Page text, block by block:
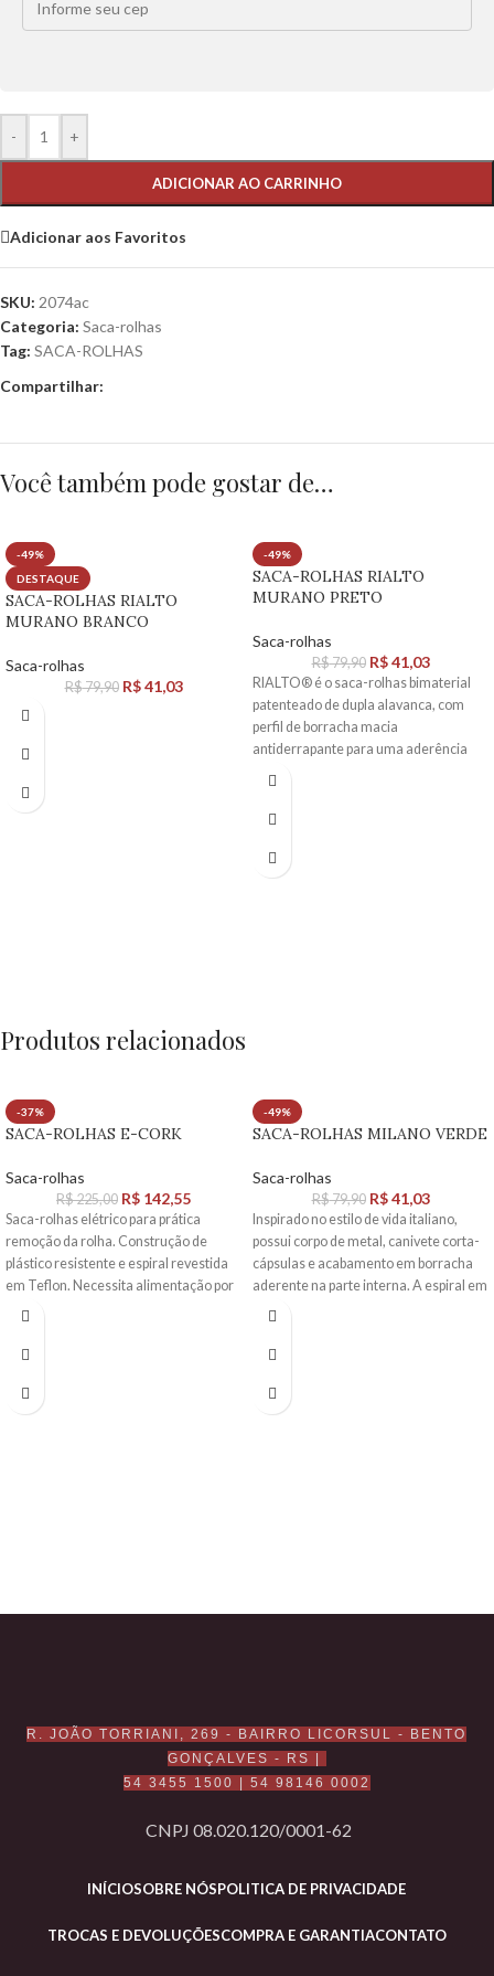
- +
ADICIONAR AO CARRINHO
Adicionar aos Favoritos
SKU: 2074ac
Categoria: Saca-rolhas
Tag: SACA-ROLHAS
Compartilhar:
Você também pode gostar de…
-49%
DESTAQUE
SACA-ROLHAS RIALTO
MURANO BRANCO
Saca-rolhas
R$79,90 R$41,03
-49%
SACA-ROLHAS RIALTO
MURANO PRETO
Saca-rolhas
R$79,90 R$41,03
RIALTO® é o saca-rolhas bimaterial
patenteado de dupla alavanca, com
perfil de borracha macia
antiderrapante para uma aderência
confortável. Possui formato compacto
tamanho reduzido.
Possui a característica única de possuir
duas grandes superfícies imprimíveis
Produtos relacionados
-37%
SACA-ROLHAS E-CORK
Saca-rolhas
R$225,00 R$ 142,55
Saca-rolhas elétrico para prática
remoção da rolha. Construção de
plástico resistente e espiral revestida
em Teflon. Necessita alimentação por
pilha A4.
-49%
SACA-ROLHAS MILANO VERDE
Saca-rolhas
R$79,90 R$41,03
Inspirado no estilo de vida italiano,
possui corpo de metal, canivete corta-
cápsulas e acabamento em borracha
aderente na parte interna. A espiral em
aço carbono é revestida com teflon e
facilidade no momento da remoção da
R. JOÃO TORRIANI, 269 - BAIRRO LICORSUL - BENTO
GONÇALVES - RS |
54 3455 1500 | 54 98146 0002
CNPJ 08.020.120/0001-62
INÍCIOSOBRE NÓSPOLITICA DE PRIVACIDADE
TROCAS E DEVOLUÇÕESCOMPRA E GARANTIACONTATO